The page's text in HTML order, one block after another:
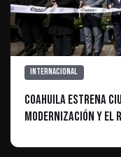
Internacional
Coahuila estrena
modernización y